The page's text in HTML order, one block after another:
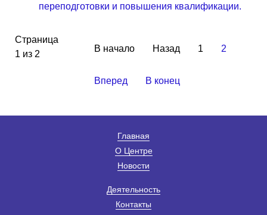
переподготовки и повышения квалификации.
Страница
1 из 2
В начало Назад 1 2
Вперед В конец
Главная
О Центре
Новости
Деятельность
Контакты